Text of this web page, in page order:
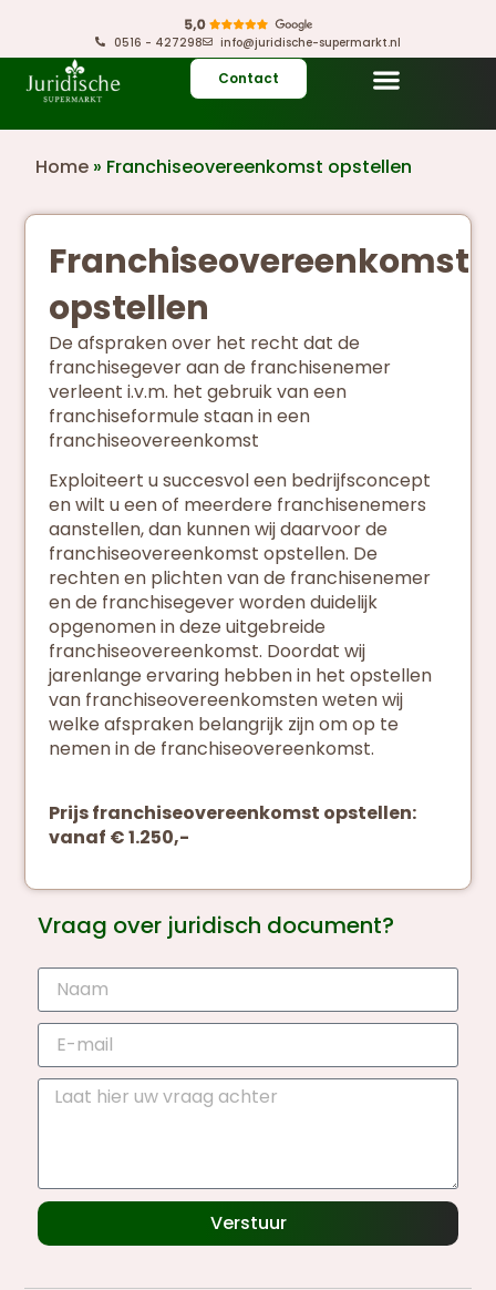
0516 - 427298 info@juridische-supermarkt.nl
Contact
Home » Franchiseovereenkomst opstellen
Vraag over juridisch document?
Verstuur
Franchiseovereenkomst
opstellen
De afspraken over het recht dat de
franchisegever aan de franchisenemer
verleent i.v.m. het gebruik van een
franchiseformule staan in een
franchiseovereenkomst
Exploiteert u succesvol een bedrijfsconcept
en wilt u een of meerdere franchisenemers
aanstellen, dan kunnen wij daarvoor de
franchiseovereenkomst opstellen. De
rechten en plichten van de franchisenemer
en de franchisegever worden duidelijk
opgenomen in deze uitgebreide
franchiseovereenkomst. Doordat wij
jarenlange ervaring hebben in het opstellen
van franchiseovereenkomsten weten wij
welke afspraken belangrijk zijn om op te
nemen in de franchiseovereenkomst.
Prijs franchiseovereenkomst opstellen:
vanaf € 1.250,-